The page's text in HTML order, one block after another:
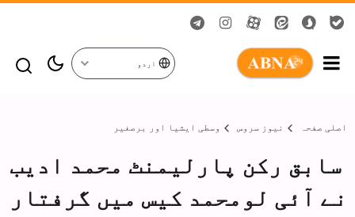
اردو
اصلی صفحہ نیوز سروس وسطی ایشیا اور برصغیر
سابق رکن پارلیمنٹ محمد ادیب
نے آئی لومحمد کیس میں گرفتار